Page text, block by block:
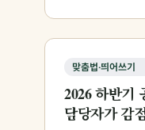
맞춤법·띄어쓰기
2026 하반기
담당자가 감